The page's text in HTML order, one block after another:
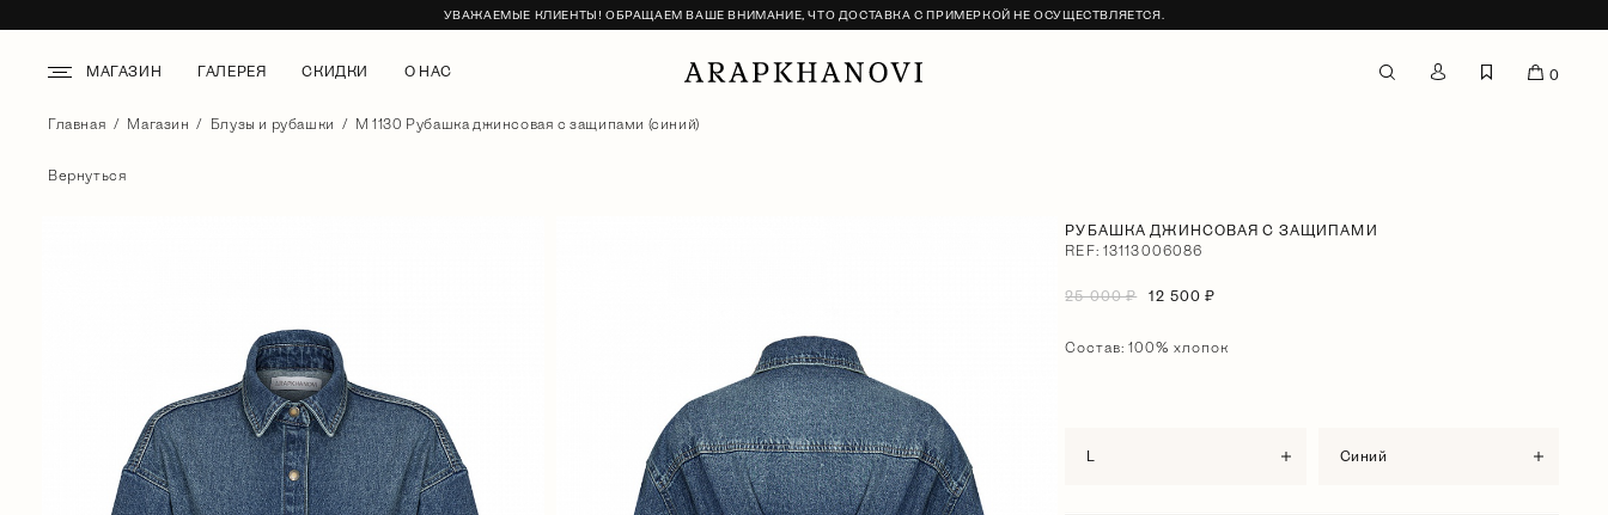
УВАЖАЕМЫЕ КЛИЕНТЫ! ОБРАЩАЕМ ВАШЕ ВНИМАНИЕ, ЧТО ДОСТАВКА С ПРИМЕРКОЙ НЕ ОСУЩЕСТВЛЯЕТСЯ.
МАГАЗИН ГАЛЕРЕЯ СКИДКИ О НАС 0
Главная Магазин Блузы и рубашки М 1130 Рубашка джинсовая с защипами (синий)
Вернуться
РУБАШКА ДЖИНСОВАЯ С ЗАЩИПАМИ
REF: 13113006086
25 000 ₽ 12 500 ₽
Состав: 100% хлопок
L синий